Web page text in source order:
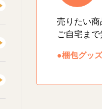
売りたい
ご自宅まで
●梱包グッ